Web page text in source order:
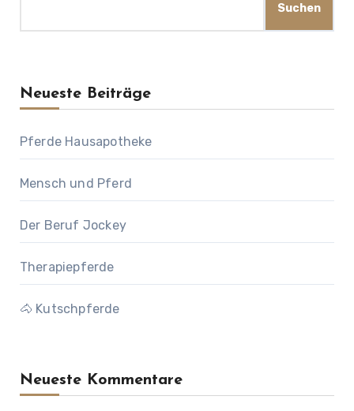
Suchen
Neueste Beiträge
Pferde Hausapotheke
Mensch und Pferd
Der Beruf Jockey
Therapiepferde
🐴 Kutschpferde
Neueste Kommentare